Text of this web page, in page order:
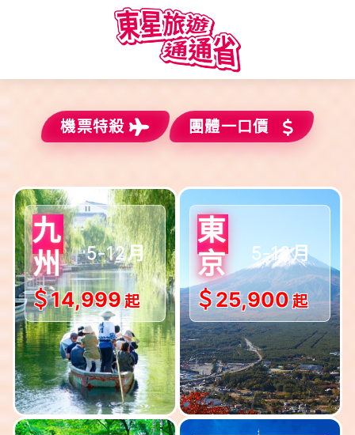
機票特殺 團體一口價
九
州
＄14,999
5-12月
$出發!!
東
京
＄25,900
$出發!!